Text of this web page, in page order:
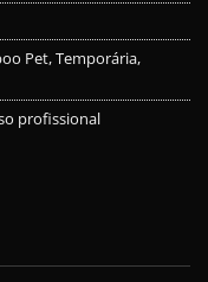
Pet,Temporária,
profissional